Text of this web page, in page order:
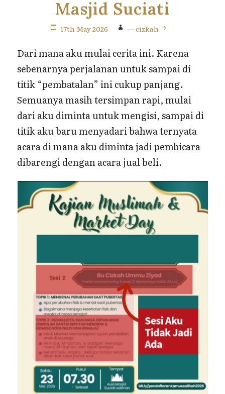
Masjid Suciati
17th May 2026 —cizkah
Dari mana aku mulai cerita ini. Karena
sebenarnya perjalanan untuk sampai di
titik “pembatalan” ini cukup panjang.
Semuanya masih tersimpan rapi, mulai
dari aku diminta untuk mengisi, sampai di
titik aku baru menyadari bahwa ternyata
acara di mana aku diminta jadi pembicara
dibarengi dengan acara jual beli.